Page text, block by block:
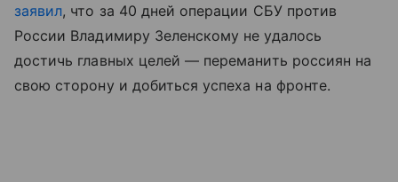
заявил, что за 40 дней операции СБУ против
России Владимиру Зеленскому не удалось
достичь главных целей — переманить россиян на
свою сторону и добиться успеха на фронте.